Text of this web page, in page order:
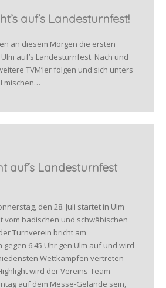
auf’s Landesturnfest!
an diesem Morgen die ersten
auf’s Landesturnfest. Nach und
TVM’ler folgen und sich unters
mischen…
auf’s Landesturnfest
den 28. Juli startet in Ulm
vom badischen und schwäbischen
Turnverein bricht am
6.45 Uhr gen Ulm auf und wird
Wettkämpfen vertreten
wird der Vereins-Team-
auf dem Messe-Gelände sein,